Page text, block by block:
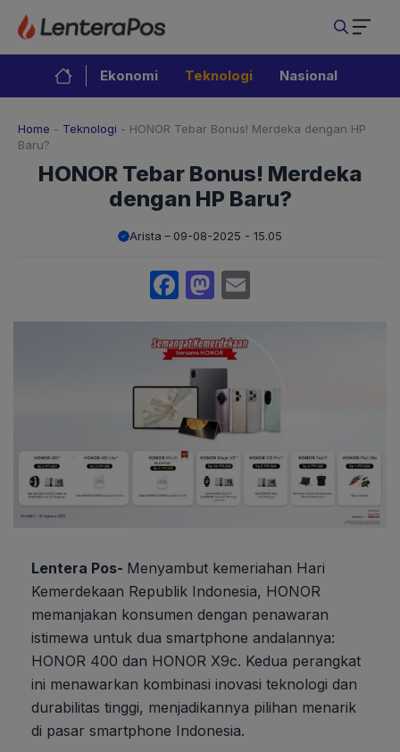
Langsung
isi
Ekonomi Teknologi Nasional
Home - Teknologi - HONOR Tebar Bonus! Merdeka dengan HP
Baru?
HONOR Tebar Bonus! Merdeka
dengan HP Baru?
Arista 09-08-2025 - 15.05
Facebook
Mastodon
Lentera Pos- Menyambut kemeriahan Hari
Kemerdekaan Republik Indonesia, HONOR
memanjakan konsumen dengan penawaran
istimewa untuk dua smartphone andalannya:
HONOR 400 dan HONOR X9c. Kedua perangkat
ini menawarkan kombinasi inovasi teknologi dan
durabilitas tinggi, menjadikannya pilihan menarik
di pasar smartphone Indonesia.